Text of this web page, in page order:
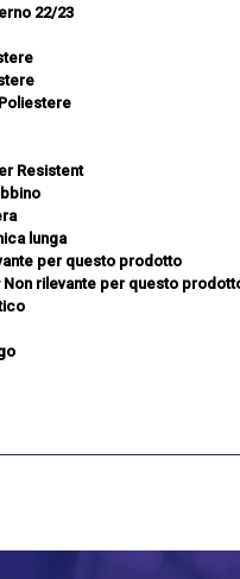
22/23
Poliestere
Resistent
lunga
per questo prodotto
Non rilevante per questo